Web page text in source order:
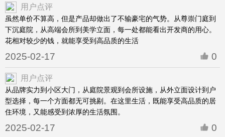
用户点评
虽然单价不算高，但是产品却做出了不输豪宅的气势。从尊崇门庭到
下沉庭院，从高端会所到美学立面，每一处都能看出开发商的用心。
花相对较少的钱，就能享受到高品质的生活
2025-02-17 0
用户点评
从品牌实力到小区大门，从庭院景观到会所设施，从外立面设计到户
型选择，每一个方面都无可挑剔。在这里生活，既能享受高品质的居
住环境，又能感受到浓厚的生活氛围。
2025-02-17 0